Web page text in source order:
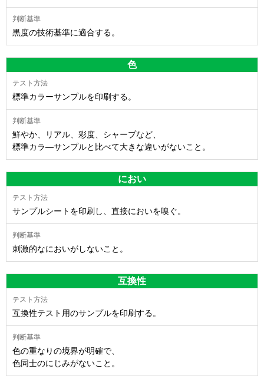
黒度の技術基準に適合する。
色
標準カラーサンプルを印刷する。
鮮やか、リアル、彩度、シャープなど、
標準カラ―サンプルと比べて大きな違いがないこと。
におい
サンプルシートを印刷し、直接においを嗅ぐ。
刺激的なにおいがしないこと。
互換性
互換性テスト用のサンプルを印刷する。
色の重なりの境界が明確で、
色同士のにじみがないこと。